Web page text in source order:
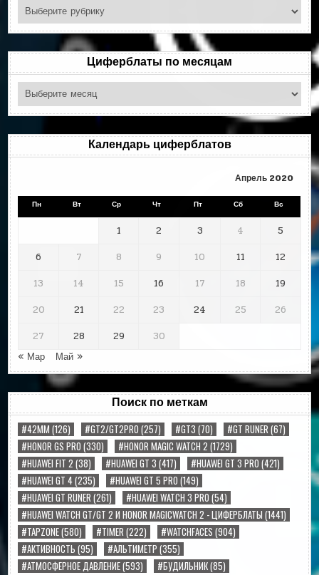
Поиск
по
рубрикам
Циферблаты по месяцам
Циферблаты
по
месяцам
Календарь циферблатов
Апрель 2020
Пн Вт Ср Чт Пт Сб Вс
1 2 3 4
5
6
7 8 9 10 11
12
13
14 15 16 17 18
19
20
21 22 23 24 25
26
27
28 29
30
« Мар
Май »
Поиск по меткам
#42MM (126) #GT2/GT2PRO (257) #GT3 (70) #GT RUNER(67)
#HONOR GS PRO (330) #HONOR MAGIC WATCH 2 (1729)
#HUAWEI FIT 2 (38) #HUAWEI GT 3 (417) #HUAWEI GT 3 PRO (421)
#HUAWEI GT 4(235) #HUAWEI GT 5 PRO (149)
#HUAWEI GT RUNER(261) #HUAWEI WATCH 3 PRO (54)
#HUAWEI WATCH GT/GT 2 И HONOR MAGICWATCH 2 - ЦИФЕРБЛАТЫ (1441)
#TAPZONE(580) #TIMER(222) #WATCHFACES (904)
#АКТИВНОСТЬ (95) #АЛЬТИМЕТР (355)
#АТМОСФЕРНОЕ ДАВЛЕНИЕ(593) #БУДИЛЬНИК(85)